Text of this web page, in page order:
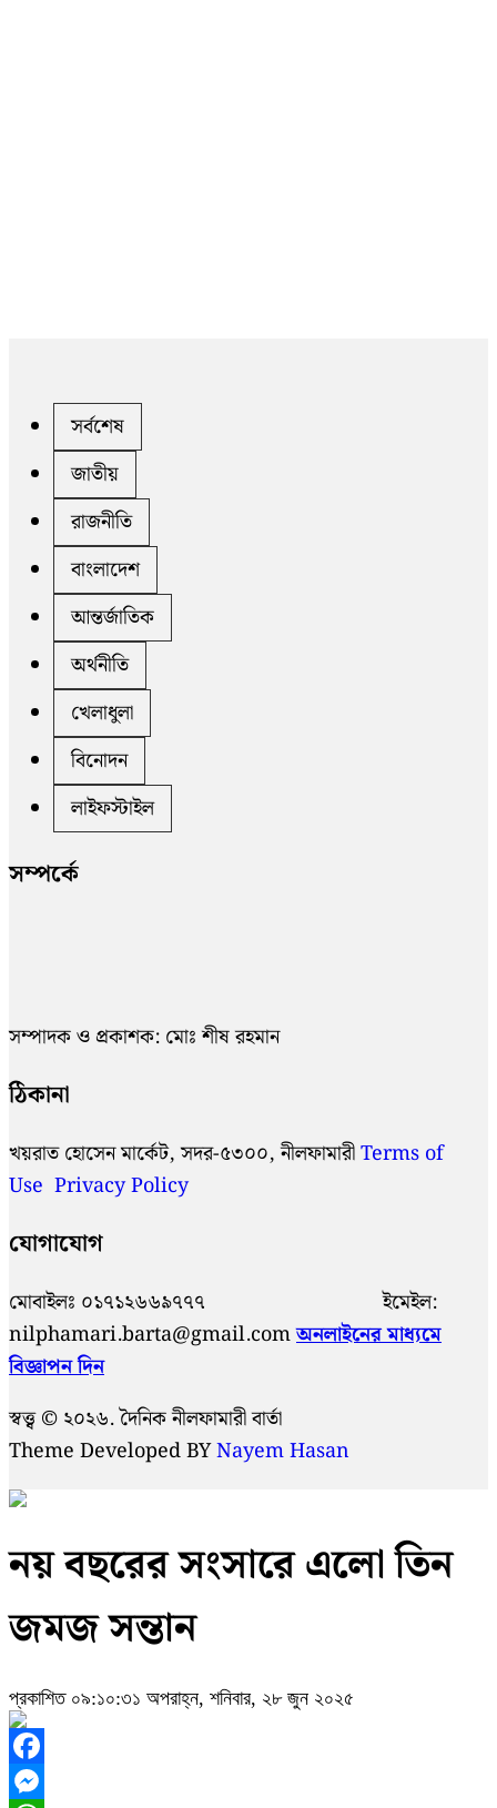
সর্বশেষ
জাতীয়
রাজনীতি
বাংলাদেশ
আন্তর্জাতিক
অর্থনীতি
খেলাধুলা
বিনোদন
লাইফস্টাইল
সম্পর্কে
সম্পাদক ও প্রকাশক: মোঃ শীষ রহমান
ঠিকানা
খয়রাত হোসেন মার্কেট, সদর-৫৩০০, নীলফামারীTerms of
Use Privacy Policy
যোগাযোগ
মোবাইলঃ ০১৭১২৬৬৯৭৭৭ ইমেইল:
nilphamari.barta@gmail.comঅনলাইনের মাধ্যমে
বিজ্ঞাপন দিন
স্বত্ত্ব © ২০২৬. দৈনিক নীলফামারী বার্তা
Theme Developed BYNayem Hasan
নয় বছরের সংসারে এলো তিন
জমজ সন্তান
প্রকাশিত ০৯:১০:৩১ অপরাহ্ন, শনিবার, ২৮ জুন ২০২৫
Facebook